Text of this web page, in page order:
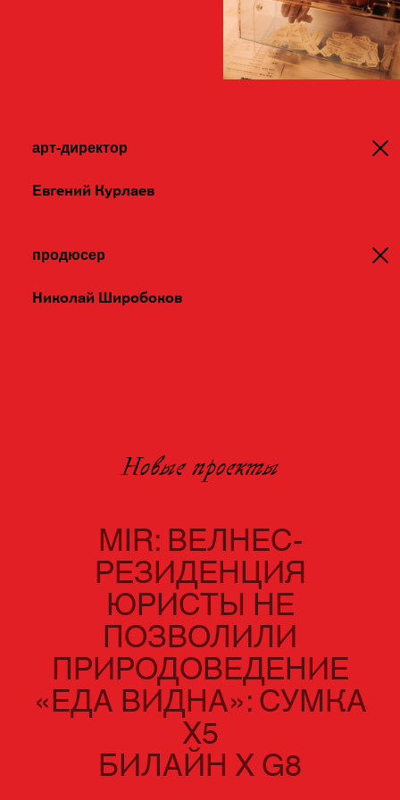
граффити с тэгами Wink.
В фойе кинотеатра стояли игровые
билеты.
Зал вмещал 20 человек. Киносеанс
зрителям нарезку самых крутых
моментов из фильмов того времени.
арт-директор
Евгений Курлаев
продюсер
Николай Широбоков
Новые проекты
MIR: ВЕЛНЕС-
РЕЗИДЕНЦИЯ
ЮРИСТЫ НЕ
ПОЗВОЛИЛИ
ПРИРОДОВЕДЕНИЕ
«ЕДА ВИДНА»: СУМКА
Х5
БИЛАЙН Х G8